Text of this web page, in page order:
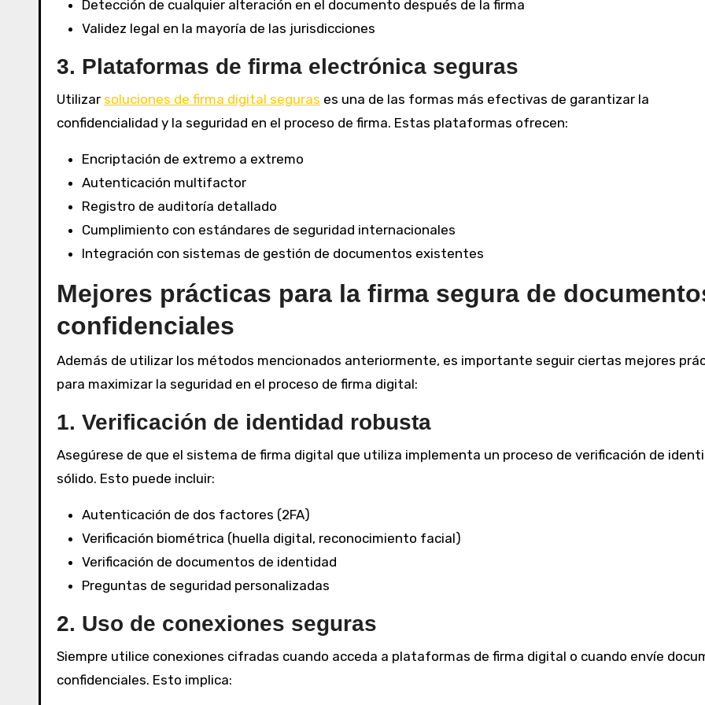
Detección de cualquier alteración en el documento después de la firma
Validez legal en la mayoría de las jurisdicciones
3. Plataformas de firma electrónica seguras
Utilizar soluciones de firma digital seguras es una de las formas más efectivas de garantizar la
confidencialidad y la seguridad en el proceso de firma. Estas plataformas ofrecen:
Encriptación de extremo a extremo
Autenticación multifactor
Registro de auditoría detallado
Cumplimiento con estándares de seguridad internacionales
Integración con sistemas de gestión de documentos existentes
Mejores prácticas para la firma segura de
confidenciales
Además de utilizar los métodos mencionados anteriormente, es importante seguir ciertas mejores
para maximizar la seguridad en el proceso de firma digital:
1. Verificación de identidad robusta
Asegúrese de que el sistema de firma digital que utiliza implementa un proceso de verificación de
sólido. Esto puede incluir:
Autenticación de dos factores (2FA)
Verificación biométrica (huella digital, reconocimiento facial)
Verificación de documentos de identidad
Preguntas de seguridad personalizadas
2. Uso de conexiones seguras
Siempre utilice conexiones cifradas cuando acceda a plataformas de firma digital o cuando envíe
confidenciales. Esto implica: